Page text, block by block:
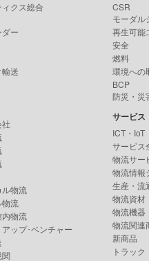
ィクス総合
ー
輸送
ル物流
物流
物流
アップ･ベンチャー
関
CSR
モーダル
再生可能
安全
燃料
環境への
BCP
防災・災
サービス
ICT・IoT
サービス
物流サー
物流情報
生産・流
物流資材
物流機器
物流関連
新商品
トラック